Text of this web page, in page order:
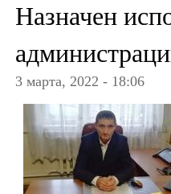
Назначен
3 марта, 2022 - 18:06